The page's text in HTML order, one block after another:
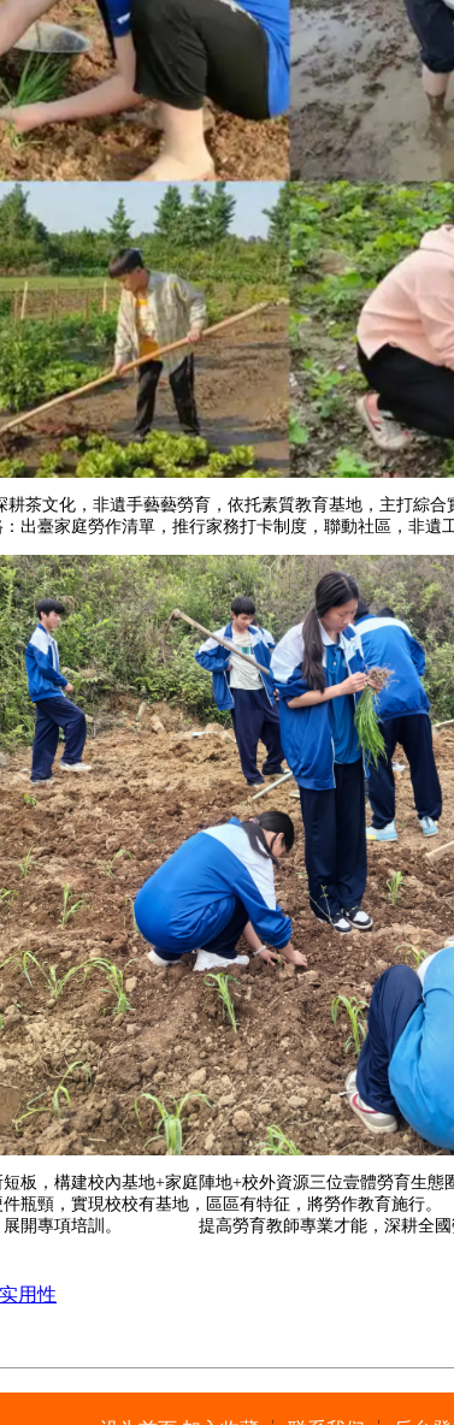
文化，非遺手藝藝勞育，依托素質教育基地，主打
：出臺家庭勞作清單，推行家務打卡制度，聯動社區，
板，構建校內基地+家庭陣地+校外資源三位壹體勞
件瓶頸，實現校校有基地，區區有特征，將勞作教育
展開專項培訓。 提高勞育教師專業才能，深耕全國
用性